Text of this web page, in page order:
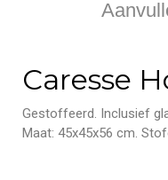
Caresse
Gestoffeerd. Inclusief
Maat: 45x45x56 cm.